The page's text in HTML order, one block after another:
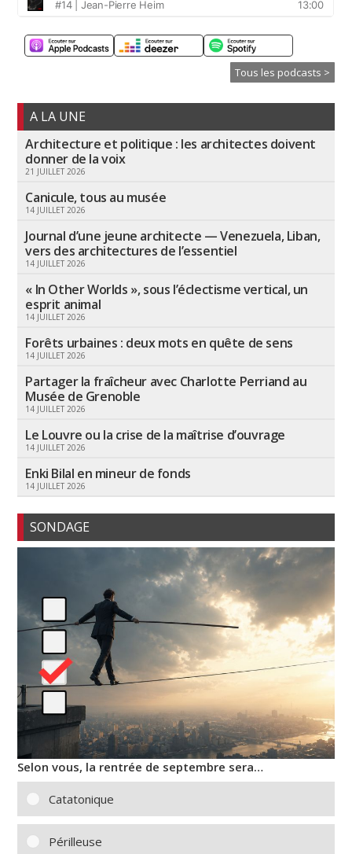
Tous les podcasts >
A LA UNE
Architecture et politique : les architectes doivent
donner de la voix
21 JUILLET 2026
Canicule, tous au musée
14 JUILLET 2026
Journal d’une jeune architecte — Venezuela, Liban,
vers des architectures de l’essentiel
14 JUILLET 2026
« In Other Worlds », sous l’éclectisme vertical, un
esprit animal
14 JUILLET 2026
Forêts urbaines : deux mots en quête de sens
14 JUILLET 2026
Partager la fraîcheur avec Charlotte Perriand au
Musée de Grenoble
14 JUILLET 2026
Le Louvre ou la crise de la maîtrise d’ouvrage
14 JUILLET 2026
Enki Bilal en mineur de fonds
14 JUILLET 2026
SONDAGE
Selon vous, la rentrée de septembre sera…
Catatonique
Périlleuse